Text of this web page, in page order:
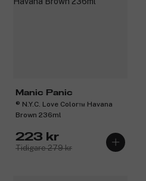
Manic Panic
® N.Y.C. Love Color™ Havana
Brown 236ml
223 kr
Tidigare 279 kr